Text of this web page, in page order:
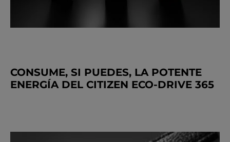
CONSUME, SI PUEDES, LA POTENTE
ENERGÍA DEL CITIZEN ECO-DRIVE 365